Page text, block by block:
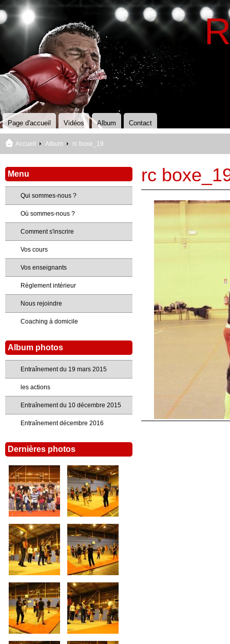
Page d'accueil Vidéos Album Contact
Accueil Album rc boxe_19
rc
Menu
Qui sommes-nous ?
Où sommes-nous ?
Comment s'inscrire
Vos cours
Vos enseignants
Règlement intérieur
Nous rejoindre
Coaching à domicile
Album photos
Entraînement du 19 mars 2015
les actions
Entraînement du 10 décembre 2015
Entraînement décembre 2016
Dernières photos